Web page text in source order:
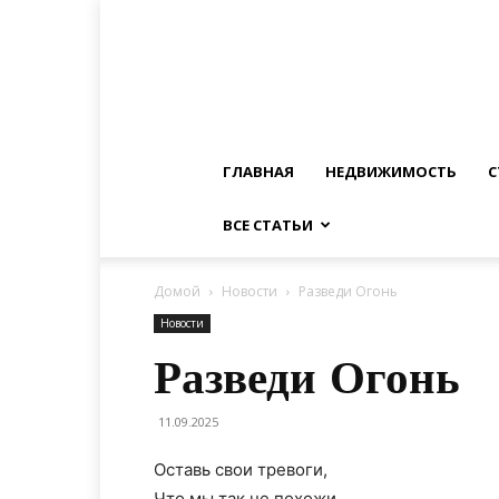
ГЛАВНАЯ НЕДВИЖИМОСТЬ
ВСЕ СТАТЬИ
Домой Новости Разведи Огонь
Новости
Разведи Огонь
11.09.2025
Оставь свои тревоги,